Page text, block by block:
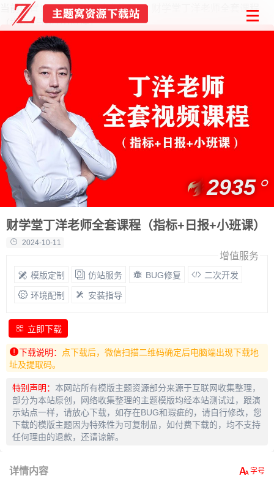
当前位置： 首页 技术教程
财学堂丁洋老师全套课程
（指标+日报+小班课）
财学堂丁洋老师全套课程（指标+日报+小班课）
2024-10-11
2935
增值服务
模版定制 仿站服务 BUG修复 二次开发
环境配制 安装指导
立即下载
下载说明：
点下载后，微信扫描二维码确定后电脑端出现下载地
址及提取码。
特别声明： 本网站所有模版主题资源部分来源于互联网收集整理，
部分为本站原创，网络收集整理的主题模版均经本站测试过，跟演
示站点一样，请放心下载，如存在BUG和瑕疵的，请自行修改，您
下载的模版主题因为特殊性为可复制品，如付费下载的，均不支持
任何理由的退款，还请谅解。
详情内容